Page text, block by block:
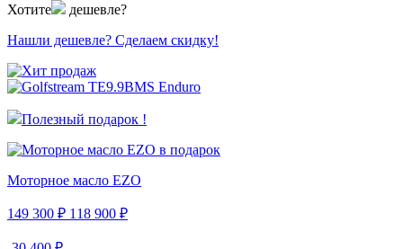
Хотите
дешевле?
Нашли дешевле? Сделаем скидку!
Полезный подарок !
Моторное масло EZO
149 300 ₽ 118 900 ₽